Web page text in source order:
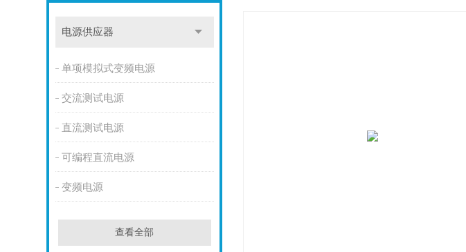
电源供应器
单项模拟式变频电源
交流测试电源
直流测试电源
可编程直流电源
变频电源
查看全部